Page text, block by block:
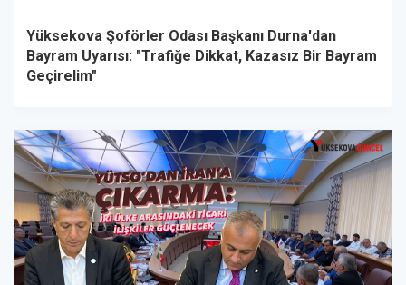
Yüksekova Şoförler Odası Başkanı Durna'dan
Bayram Uyarısı: "Trafiğe Dikkat, Kazasız Bir Bayram
Geçirelim"